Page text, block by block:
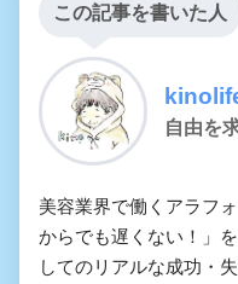
この記事を書いた人
自由を
美容業界で働くアラフ
からでも遅くない！」
してのリアルな成功・